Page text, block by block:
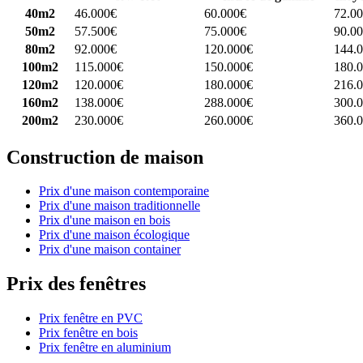
40m2
46.000€ 60.000€
50m2
57.500€ 75.000€
80m2
92.000€ 120.000€
100m2
115.000€ 150.000€
120m2
120.000€ 180.000€
160m2
138.000€ 288.000€
200m2
230.000€ 260.000€
Construction de maison
Prix d'une maison contemporaine
Prix d'une maison traditionnelle
Prix d'une maison en bois
Prix d'une maison écologique
Prix d'une maison container
Prix des fenêtres
Prix fenêtre en PVC
Prix fenêtre en bois
Prix fenêtre en aluminium